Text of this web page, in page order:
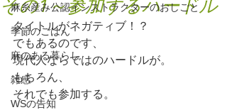
麻糸産み公認インストラクターのおしごと
季節のごはん
麻のある暮らし
雑感
WSの告知
その1～参加するハードル
タイトルがネガティブ！？
でもあるのです、
現代人ならではのハードルが。
もちろん、
それでも参加する。